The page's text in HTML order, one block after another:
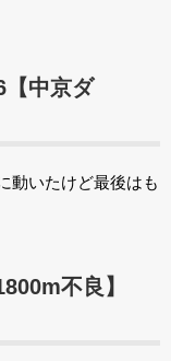
【中京ダ
動いたけど最後はも
不良】